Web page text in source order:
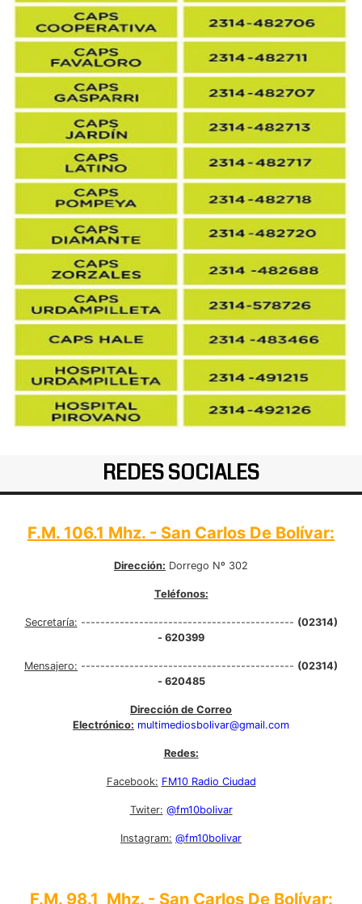
REDES SOCIALES
F.M. 106.1 Mhz. - San Carlos De Bolívar:
Dirección: Dorrego Nº 302
Teléfonos:
Secretaría: -------------------------------------------- (02314)
- 620399
Mensajero: -------------------------------------------- (02314)
- 620485
Dirección de Correo
Electrónico: multimediosbolivar@gmail.com
Redes:
Facebook: FM10 Radio Ciudad
Twiter: @fm10bolivar
Instagram: @fm10bolivar
F.M. 98.1 Mhz. - San Carlos De Bolívar: